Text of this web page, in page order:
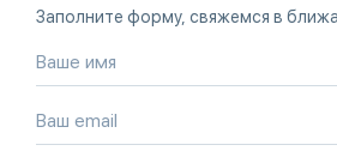
Заполните форму, свяжемся в